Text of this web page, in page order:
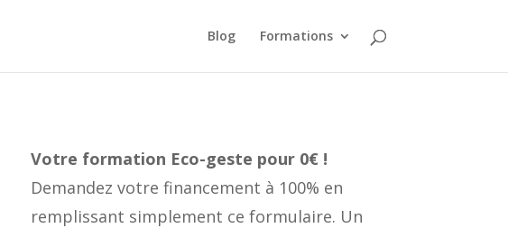
Blog Formations
Votre formation Eco-geste pour 0€ !
Demandez votre financement à 100% en
remplissant simplement ce formulaire. Un